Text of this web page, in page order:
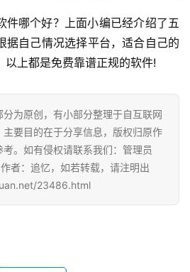
件哪个好？上面小编已经介绍了五
据自己情况选择平台，适合自己的
上都是免费靠谱正规的软件!
为原创，有小部分整理于自互联网
要目的在于分享信息，版权归原作
。如有侵权请联系我们：管理员
者：追忆，如若转载，请注明出
23486.html